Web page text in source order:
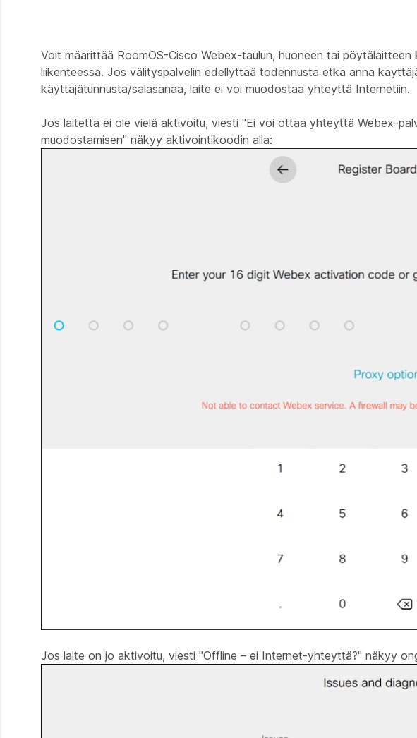
Voit määrittää RoomOS-Cisco Webex-taulun, huoneen tai
liikenteessä. Jos välityspalvelin edellyttää todennusta etkä anna
käyttäjätunnusta/salasanaa, laite ei voi muodostaa yhteyttä Internetiin.
Jos laitetta ei ole vielä aktivoitu, viesti "Ei voi ottaa yhteyttä Webex-
muodostamisen" näkyy aktivointikoodin alla:
Jos laite on jo aktivoitu, viesti "Offline – ei Internet-yhteyttä?" näkyy